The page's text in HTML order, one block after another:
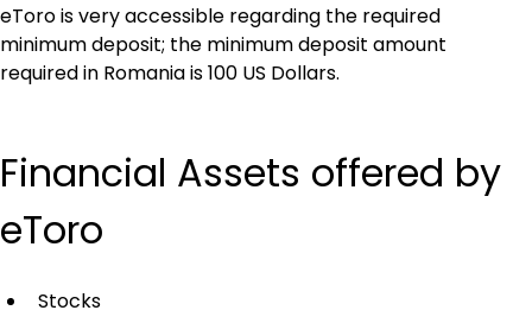
eToro is very accessible regarding the required
minimum deposit; the minimum deposit amount
required in Romania is 100 US Dollars.
Financial Assets offered by
eToro
Stocks